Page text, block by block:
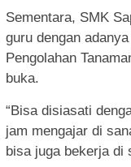
Sementara, SMK
guru dengan
Pengolahan
buka.
“Bisa disiasati
jam mengajar di
bisa juga bekerja di